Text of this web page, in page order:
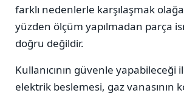
farklı nedenlerle karşılaşmak
yüzden ölçüm yapılmadan parça
doğru değildir.
Kullanıcının güvenle yapabileceği
elektrik beslemesi, gaz vanasının